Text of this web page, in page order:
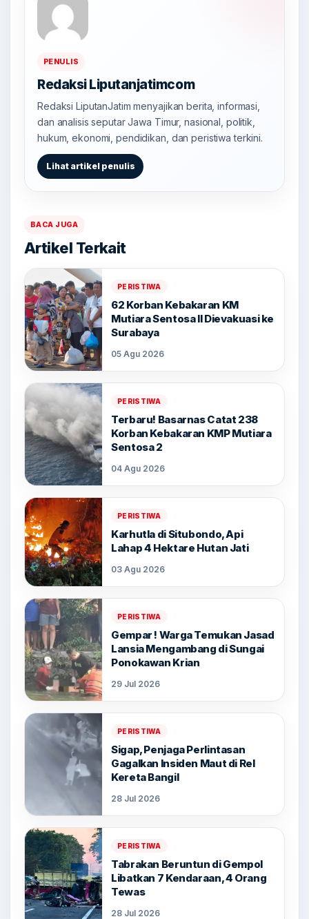
PENULIS
Redaksi Liputanjatimcom
Redaksi LiputanJatim menyajikan berita, informasi,
dan analisis seputar Jawa Timur, nasional, politik,
hukum, ekonomi, pendidikan, dan peristiwa terkini.
Lihat artikel penulis
BACA JUGA
Artikel Terkait
PERISTIWA
62 Korban Kebakaran KM
Mutiara Sentosa II Dievakuasi ke
Surabaya
05 Agu 2026
PERISTIWA
Terbaru! Basarnas Catat 238
Korban Kebakaran KMP Mutiara
Sentosa 2
04 Agu 2026
PERISTIWA
Karhutla di Situbondo, Api
Lahap 4 Hektare Hutan Jati
03 Agu 2026
PERISTIWA
Gempar ! Warga Temukan Jasad
Lansia Mengambang di Sungai
Ponokawan Krian
29 Jul 2026
PERISTIWA
Sigap, Penjaga Perlintasan
Gagalkan Insiden Maut di Rel
Kereta Bangil
28 Jul 2026
PERISTIWA
Tabrakan Beruntun di Gempol
Libatkan 7 Kendaraan, 4 Orang
Tewas
28 Jul 2026